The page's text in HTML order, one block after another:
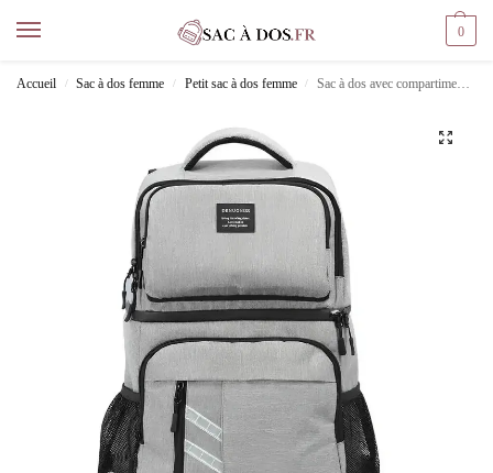
0
Accueil / Sac à dos femme / Petit sac à dos femme / Sac à dos avec compartiment isotherme